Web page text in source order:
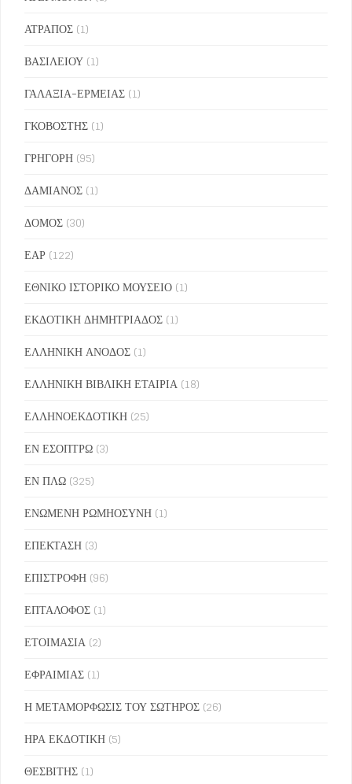
ΑΤΡΑΠΟΣ (1)
ΒΑΣΙΛΕΙΟΥ (1)
ΓΑΛΑΞΙΑ-ΕΡΜΕΙΑΣ (1)
ΓΚΟΒΟΣΤΗΣ (1)
ΓΡΗΓΟΡΗ (95)
ΔΑΜΙΑΝΟΣ (1)
ΔΟΜΟΣ (30)
ΕΑΡ (122)
ΕΘΝΙΚΟ ΙΣΤΟΡΙΚΟ ΜΟΥΣΕΙΟ (1)
ΕΚΔΟΤΙΚΗ ΔΗΜΗΤΡΙΑΔΟΣ (1)
ΕΛΛΗΝΙΚΗ ΑΝΟΔΟΣ (1)
ΕΛΛΗΝΙΚΗ ΒΙΒΛΙΚΗ ΕΤΑΙΡΙΑ (18)
ΕΛΛΗΝΟΕΚΔΟΤΙΚΗ (25)
ΕΝ ΕΣΟΠΤΡΩ (3)
ΕΝ ΠΛΩ (325)
ΕΝΩΜΕΝΗ ΡΩΜΗΟΣΥΝΗ (1)
ΕΠΕΚΤΑΣΗ (3)
ΕΠΙΣΤΡΟΦΗ (96)
ΕΠΤΑΛΟΦΟΣ (1)
ΕΤΟΙΜΑΣΙΑ (2)
ΕΦΡΑΙΜΙΑΣ (1)
Η ΜΕΤΑΜΟΡΦΩΣΙΣ ΤΟΥ ΣΩΤΗΡΟΣ (26)
ΗΡΑ ΕΚΔΟΤΙΚΗ (5)
ΘΕΣΒΙΤΗΣ (1)